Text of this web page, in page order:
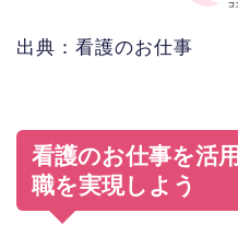
出典：看護のお仕事
看護のお仕事を活
職を実現しよう